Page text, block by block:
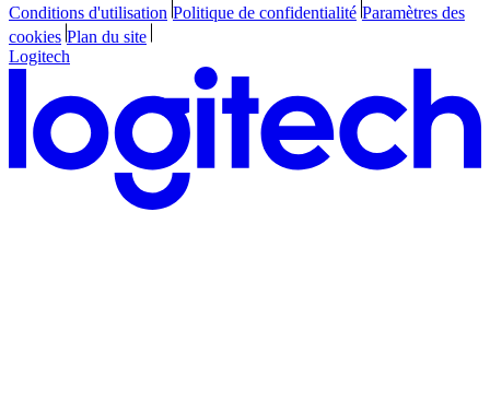
Conditions d'utilisation Politique de confidentialité Paramètres des
cookies Plan du site
Logitech